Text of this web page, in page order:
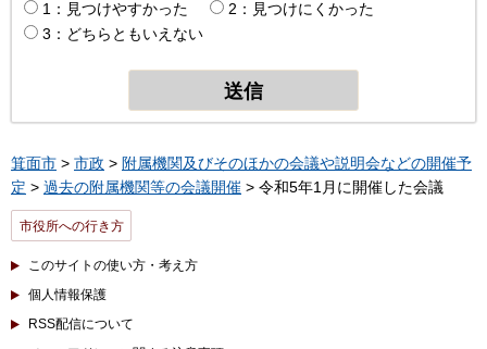
1：見つけやすかった
2：見つけにくかった
3：どちらともいえない
箕面市 > 市政 > 附属機関及びそのほかの会議や説明会などの開催予
定 > 過去の附属機関等の会議開催 > 令和5年1月に開催した会議
市役所への行き方
このサイトの使い方・考え方
個人情報保護
RSS配信について